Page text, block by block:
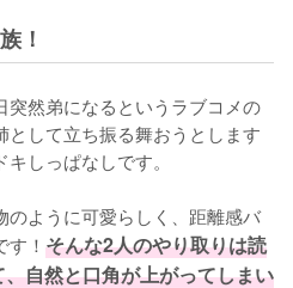
！
然弟になるというラブコメの
して立ち振る舞おうとします
しっぱなしです。
のように可愛らしく、距離感バ
！ そんな2人のやり取りは読
自然と口角が上がってしまい